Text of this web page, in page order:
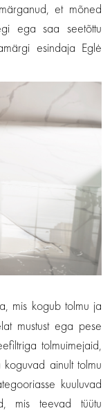
et mõned
ega saa seetõttu
esindaja Eglė
mis kogub tolmu ja
mustust ega pese
tolmuimejaid,
ainult tolmu
kuuluvad
mis teevad tüütu